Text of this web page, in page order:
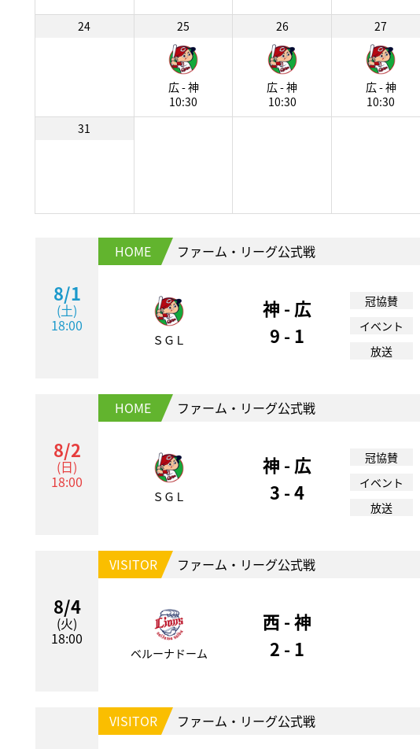
24
25
広 - 神
10:30
26
広 - 神
10:30
27
広 - 神
10:30
31
8/1
(土)
18:00
HOME ファーム・リーグ公式戦
ＳＧＬ
神 - 広
9 - 1
冠協賛
イベント
放送
8/2
(日)
18:00
HOME ファーム・リーグ公式戦
ＳＧＬ
神 - 広
3 - 4
冠協賛
イベント
放送
8/4
(火)
18:00
VISITOR ファーム・リーグ公式戦
ベルーナドーム
西 - 神
2 - 1
VISITOR ファーム・リーグ公式戦